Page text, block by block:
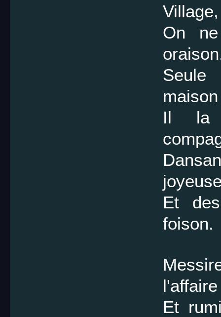
Village,
On
Il la
Et
foison.
Et